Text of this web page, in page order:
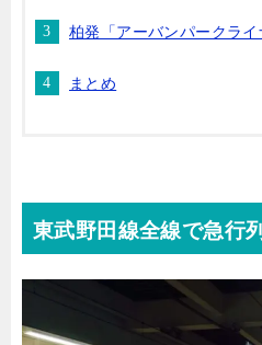
柏発「アーバンパークライ
まとめ
東武野田線全線で急行